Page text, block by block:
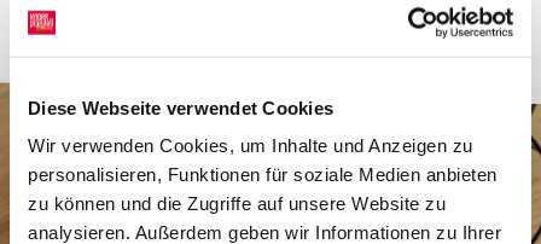
Diese Webseite verwendet Cookies
Wir verwenden Cookies, um Inhalte und Anzeigen zu
personalisieren, Funktionen für soziale Medien anbieten
zu können und die Zugriffe auf unsere Website zu
analysieren. Außerdem geben wir Informationen zu Ihrer